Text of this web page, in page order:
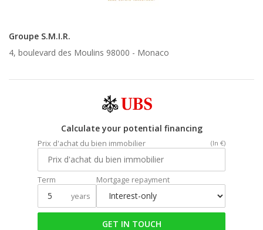
Groupe S.M.I.R.
4, boulevard des Moulins 98000 - Monaco
Calculate your potential financing
Prix d'achat du bien immobilier (In €)
Term
years
Mortgage repayment
GET IN TOUCH